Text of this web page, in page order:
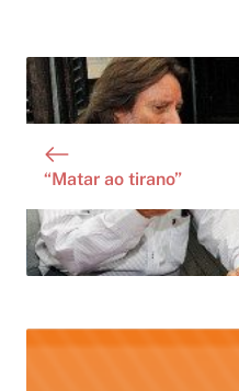
“Matar ao tirano”